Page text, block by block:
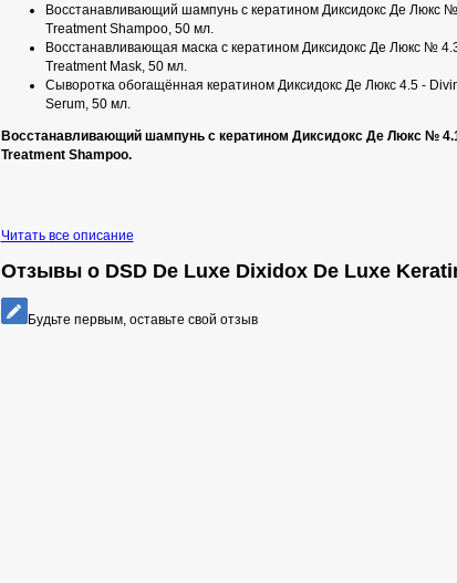
Восстанавливающий шампунь с кератином Диксидокс Де Люкс
Treatment Shampoo, 50 мл.
Восстанавливающая маска с кератином Диксидокс Де Люкс №
Treatment Мask, 50 мл.
Сыворотка обогащённая кератином Диксидокс Де Люкс 4.5 -
Serum, 50 мл.
Восстанавливающий шампунь с кератином Диксидокс Де Люкс №
Treatment Shampoo.
Читать все описание
Отзывы о DSD De Luxe Dixidox De Luxe
Будьте первым, оставьте свой отзыв